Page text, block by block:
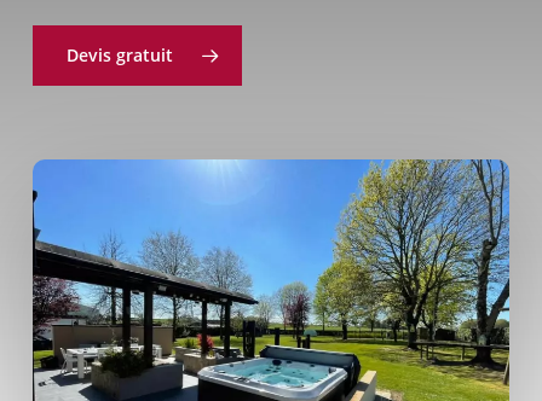
Devis gratuit